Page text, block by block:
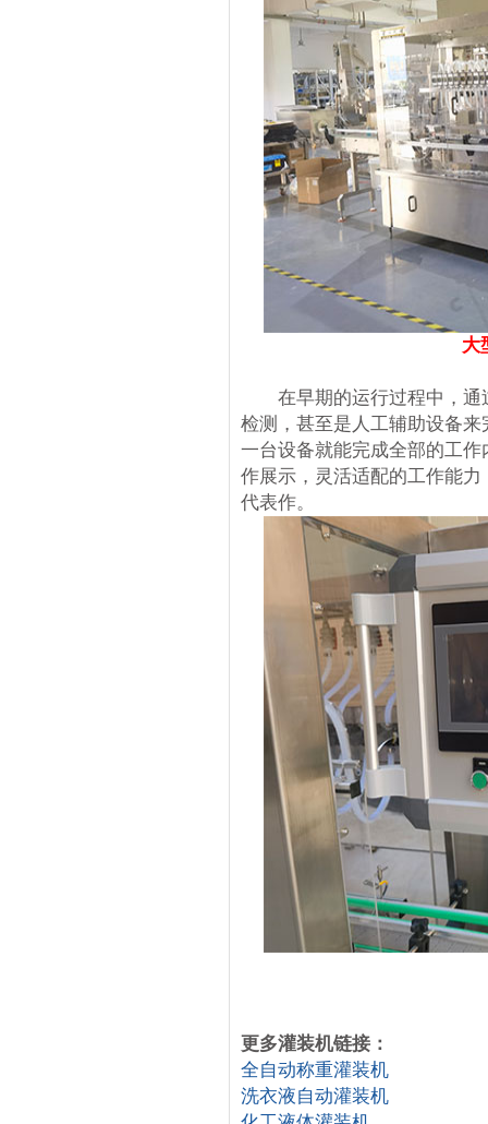
大
在早期的运行过程中，通
检测，甚至是人工辅助设备
一台设备就能完成全部的工
作展示，灵活适配的工作能
代表作。
更多灌装机链接：
全自动称重灌装机
洗衣液自动灌装机